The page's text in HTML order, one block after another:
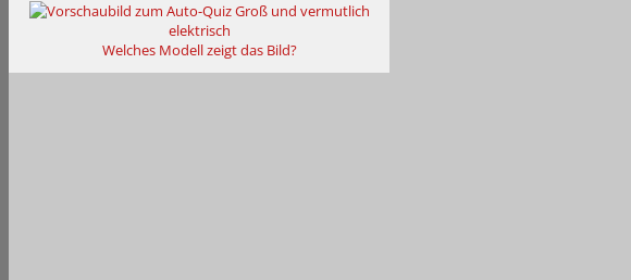
Groß und vermutlich
elektrisch
Welches Modell zeigt das Bild?